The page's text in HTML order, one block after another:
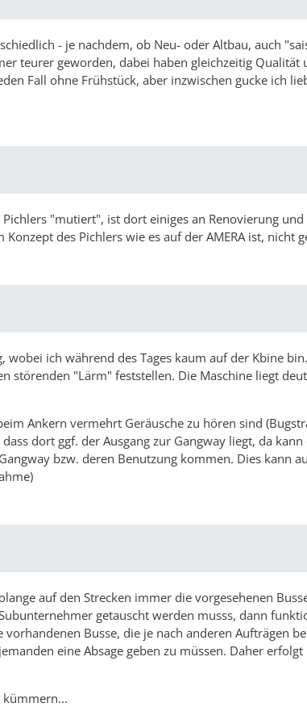
- je nachdem, ob Neu- oder Altbau, auch
teurer geworden, dabei haben gleichzeitig Qualität
Fall ohne Frühstück, aber inzwischen gucke ich
"mutiert", ist dort einiges an Renovierung
des Pichlers wie es auf der AMERA ist, nicht
ich während des Tages kaum auf der Kbine
störenden "Lärm" feststellen. Die Maschine liegt
Ankern vermehrt Geräusche zu hören sind
dort ggf. der Ausgang zur Gangway liegt, da kann
bzw. deren Benutzung kommen. Dies kann
auf den Strecken immer die vorgesehenen
getauscht werden musss, dann
Busse, die je nach anderen Aufträgen
eine Absage geben zu müssen. Daher
kümmern...